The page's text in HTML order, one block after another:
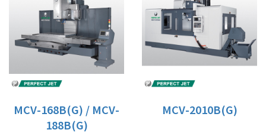
MCV-168B(G) / MCV-
188B(G)
MCV-2010B(G)